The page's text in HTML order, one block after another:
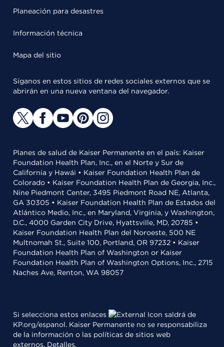
Planeación para desastres
Información técnica
Mapa del sitio
Síganos en estos sitios de redes sociales externos que se
abrirán en una nueva ventana del navegador.
Planes de salud de Kaiser Permanente en el país: Kaiser
Foundation Health Plan, Inc., en el Norte y Sur de
California y Hawái • Kaiser Foundation Health Plan de
Colorado • Kaiser Foundation Health Plan de Georgia, Inc.,
Nine Piedmont Center, 3495 Piedmont Road NE, Atlanta,
GA 30305 • Kaiser Foundation Health Plan de Estados del
Atlántico Medio, Inc., en Maryland, Virginia, y Washington,
D.C., 4000 Garden City Drive, Hyattsville, MD, 20785 •
Kaiser Foundation Health Plan del Noroeste, 500 NE
Multnomah St., Suite 100, Portland, OR 97232 • Kaiser
Foundation Health Plan of Washington or Kaiser
Foundation Health Plan of Washington Options, Inc., 2715
Naches Ave, Renton, WA 98057
Si selecciona estos enlaces
saldrá de
KP.org/espanol. Kaiser Permanente no se responsabiliza
de la información o las políticas de sitios web
externos. Detalles.